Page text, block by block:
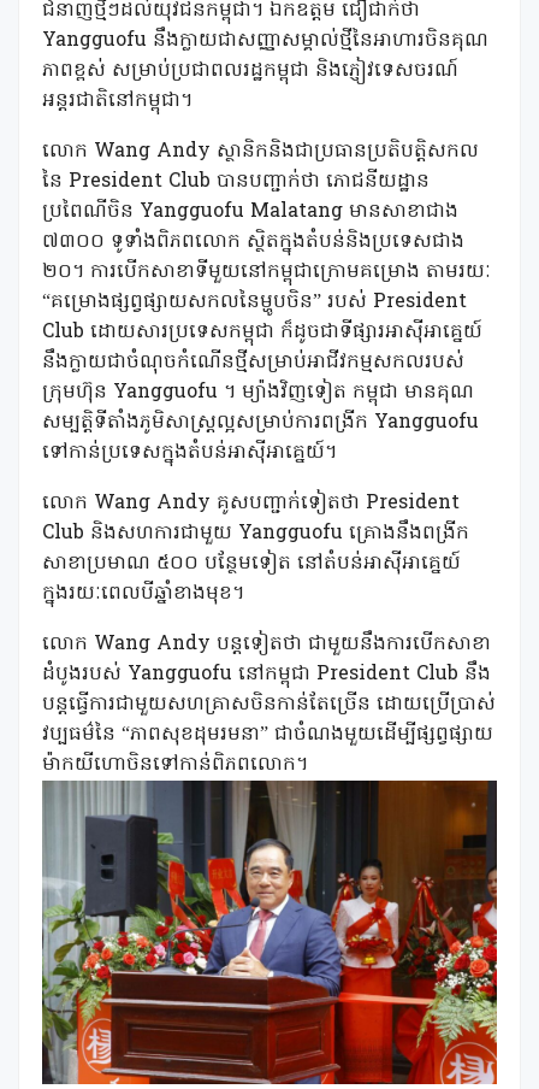
ជំនាញថ្មីៗដល់យុវជនកម្ពុជា។ ឯកឧត្តម ជឿជាក់ថា
Yangguofu នឹងក្លាយជាសញ្ញាសម្គាល់ថ្មីនៃអាហារចិនគុណ
ភាពខ្ពស់ សម្រាប់ប្រជាពលរដ្ឋកម្ពុជា និងភ្ញៀវទេសចរណ៍
អន្តរជាតិនៅកម្ពុជា។
លោក Wang Andy ស្ថានិកនិងជាប្រធានប្រតិបត្តិសកល
នៃ President Club បានបញ្ជាក់ថា ភោជនីយដ្ឋាន
ប្រពៃណីចិន Yangguofu Malatang មានសាខាជាង
៧៣០០ ទូទាំងពិភពលោក ស្ថិតក្នុងតំបន់និងប្រទេសជាង
២០។ ការបើកសាខាទីមួយនៅកម្ពុជាក្រោមគម្រោង តាមរយៈ
“គម្រោងផ្សព្វផ្សាយសកលនៃម្ហូបចិន” របស់ President
Club ដោយសារប្រទេសកម្ពុជា ក៏ដូចជាទីផ្សារអាស៊ីអាគ្នេយ៍
នឹងក្លាយជាចំណុចកំណើនថ្មីសម្រាប់អាជីវកម្មសកលរបស់
ក្រុមហ៊ុន Yangguofu ។ ម្យ៉ាងវិញទៀត​ កម្ពុជា មានគុណ​
សម្បត្តិ​ទីតាំងភូមិសាស្ត្រ​ល្អ​សម្រាប់​ការ​ពង្រីក​ ​Yangguofu
ទៅ​កាន់​ប្រទេស​ក្នុង​តំបន់​​អាស៊ីអាគ្នេយ៍។
លោក Wang Andy គូសបញ្ជាក់ទៀតថា President
Club និងសហការជាមួយ Yangguofu គ្រោងនឹងពង្រីក
សាខាប្រមាណ ៥០០ បន្ថែមទៀត នៅតំបន់អាស៊ីអាគ្នេយ៍
ក្នុងរយៈពេលបីឆ្នាំខាងមុខ។
លោក Wang Andy បន្តទៀតថា ជាមួយនឹងការបើកសាខា
ដំបូងរបស់ Yangguofu នៅកម្ពុជា President Club នឹង
បន្តធ្វើការជាមួយសហគ្រាសចិនកាន់តែច្រើន ដោយប្រើប្រាស់
វប្បធម៌នៃ “ភាពសុខដុមរមនា” ជាចំណងមួយដើម្បីផ្សព្វផ្សាយ
ម៉ាកយីហោចិនទៅកាន់ពិភពលោក។